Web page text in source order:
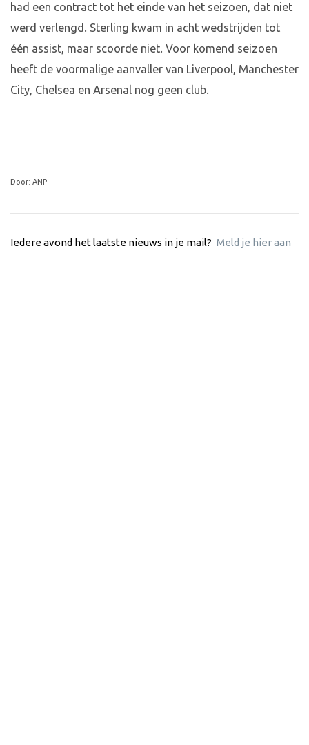
had een contract tot het einde van het seizoen, dat niet
werd verlengd. Sterling kwam in acht wedstrijden tot
één assist, maar scoorde niet. Voor komend seizoen
heeft de voormalige aanvaller van Liverpool, Manchester
City, Chelsea en Arsenal nog geen club.
Door: ANP
Iedere avond het laatste nieuws in je mail? Meld je hier aan